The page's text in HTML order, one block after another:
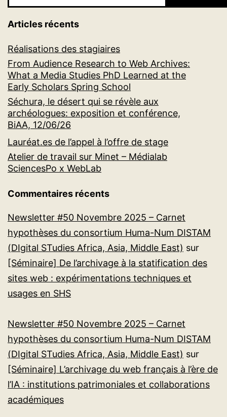
Articles récents
Réalisations des stagiaires
From Audience Research to Web Archives:
What a Media Studies PhD Learned at the
Early Scholars Spring School
Séchura, le désert qui se révèle aux
archéologues: exposition et conférence,
BiAA, 12/06/26
Lauréat.es de l’appel à l’offre de stage
Atelier de travail sur Minet – Médialab
SciencesPo x WebLab
Commentaires récents
Newsletter #50 Novembre 2025 – Carnet
hypothèses du consortium Huma-Num DISTAM
(DIgital STudies Africa, Asia, Middle East) sur
[Séminaire] De l’archivage à la statification des
sites web : expérimentations techniques et
usages en SHS
Newsletter #50 Novembre 2025 – Carnet
hypothèses du consortium Huma-Num DISTAM
(DIgital STudies Africa, Asia, Middle East) sur
[Séminaire] L’archivage du web français à l’ère de
l’IA : institutions patrimoniales et collaborations
académiques